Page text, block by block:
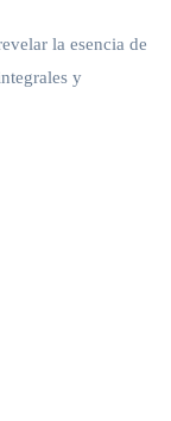
la esencia de
y